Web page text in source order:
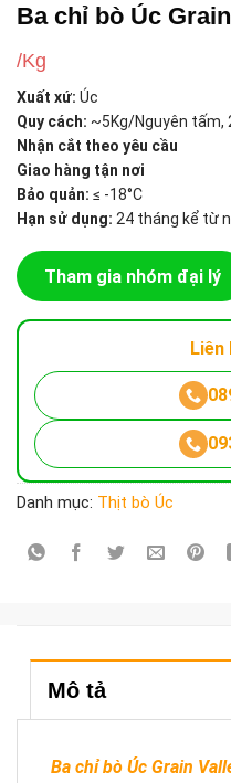
Ba chỉ bò Úc
/Kg
Xuất xứ: Úc
Quy cách: ~5Kg/Nguyên tấm,
Nhận cắt theo yêu cầu
Giao hàng tận nơi
Bảo quản: ≤ -18°C
Hạn sử dụng: 24 tháng kể từ
Tham gia nhóm đại lý
Liên
Danh mục: Thịt bò Úc
Mô tả
Ba chỉ bò Úc Grain